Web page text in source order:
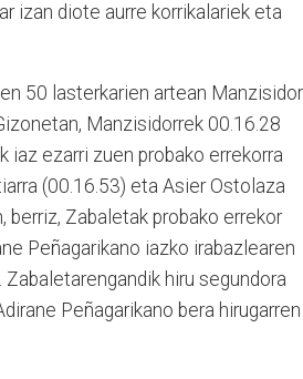
izan diote aurre korrikalariek eta
50 lasterkarien artean Manzisidor
Manzisidorrek 00.16.28
ezarri zuen probako errekorra
(00.16.53) eta Asier Ostolaza
Zabaletak probako errekor
Peñagarikano iazko irabazlearen
hiru segundora
Peñagarikano bera hirugarren